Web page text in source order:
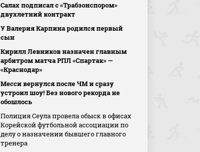
Салах подписал с «Трабзонспором»
двухлетний контракт
У Валерия Карпина родился первый
сын
Кирилл Левников назначен главным
арбитром матча РПЛ «Спартак» —
«Краснодар»
Месси вернулся после ЧМ и сразу
устроил шоу! Без нового рекорда не
обошлось
Полиция Сеула провела обыск в офисах
Корейской футбольной ассоциации по
делу о назначении бывшего главного
тренера